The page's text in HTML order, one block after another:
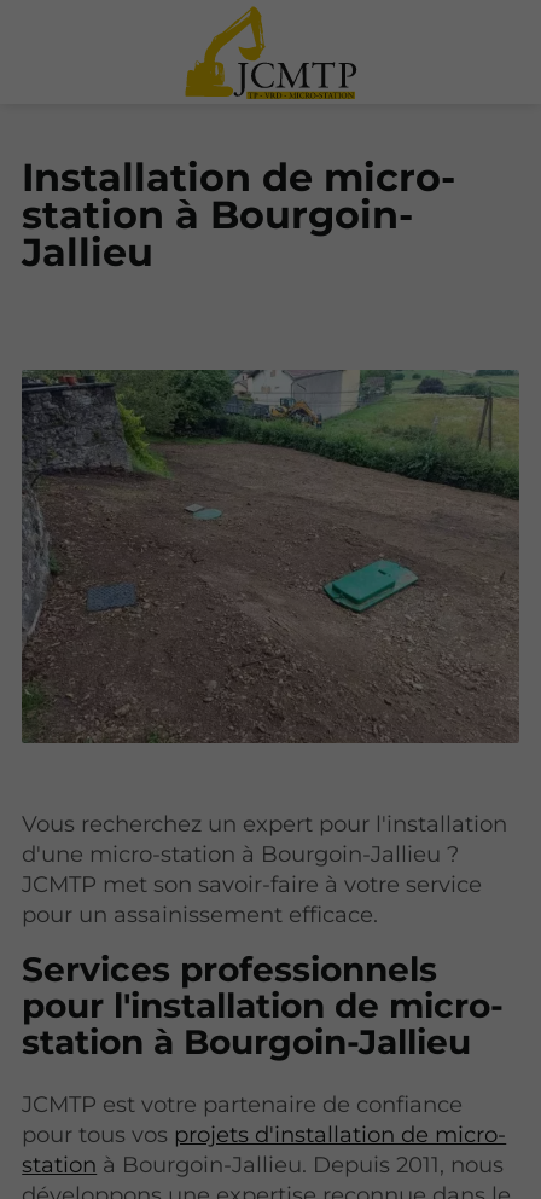
Installation de micro-
station à Bourgoin-
Jallieu
Vous recherchez un expert pour l'installation
d'une micro-station à Bourgoin-Jallieu ?
JCMTP met son savoir-faire à votre service
pour un assainissement efficace.
Services professionnels
pour l'installation de micro-
station à Bourgoin-Jallieu
JCMTP est votre partenaire de confiance
pour tous vos projets d'installation de micro-
station à Bourgoin-Jallieu. Depuis 2011, nous